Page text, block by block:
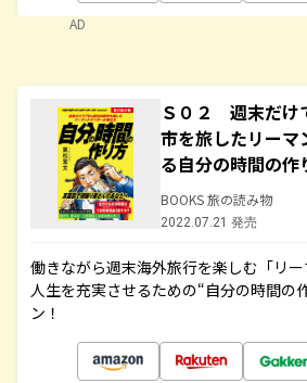
AD
Ｓ０２ 週末だけ
市を旅したリーマ
る自分の時間の作
BOOKS 旅の読み物
2022.07.21 発売
働きながら週末海外旅行を楽しむ「リー
人生を充実させるための“自分の時間の
ン！